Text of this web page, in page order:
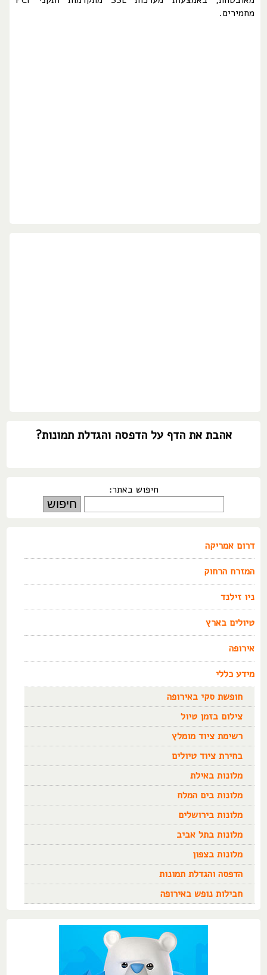
מחמירים.
אהבת את הדף על הדפסה והגדלת תמונות?
חיפוש באתר:
דרום אמריקה
המזרח הרחוק
ניו זילנד
טיולים בארץ
אירופה
מידע כללי
חופשת סקי באירופה
צילום בזמן טיול
רשימת ציוד מומלץ
בחירת ציוד טיולים
מלונות באילת
מלונות בים המלח
מלונות בירושלים
מלונות בתל אביב
מלונות בצפון
הדפסה והגדלת תמונות
חבילות נופש באירופה